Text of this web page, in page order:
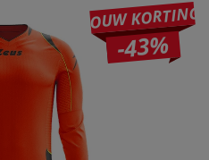
JOUW KORTING
-43%